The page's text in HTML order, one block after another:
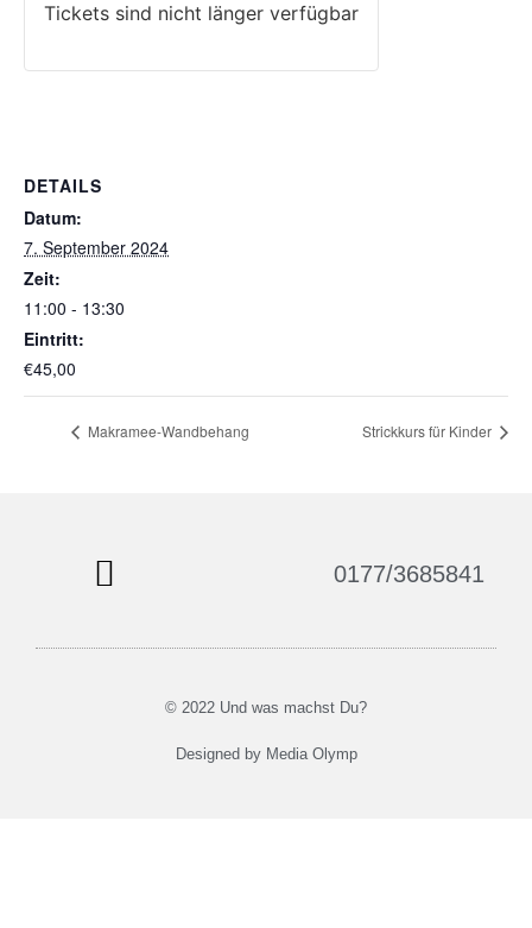
DETAILS
Datum:
7. September 2024
Zeit:
11:00 - 13:30
Eintritt:
€45,00
Tickets sind nicht länger verfügbar
Makramee-Wandbehang Strickkurs für Kinder
0177/3685841
© 2022 Und was machst Du?
Designed by Media Olymp